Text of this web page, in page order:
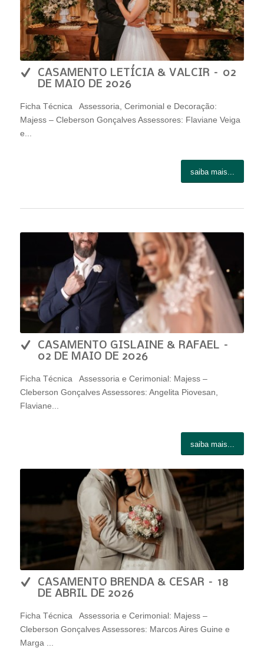
CASAMENTO LETÍCIA & VALCIR – 02
DE MAIO DE 2026
Ficha Técnica Assessoria, Cerimonial e Decoração:
Majess – Cleberson Gonçalves Assessores: Flaviane Veiga
e...
saiba mais...
CASAMENTO GISLAINE & RAFAEL –
02 DE MAIO DE 2026
Ficha Técnica Assessoria e Cerimonial: Majess –
Cleberson Gonçalves Assessores: Angelita Piovesan,
Flaviane...
saiba mais...
CASAMENTO BRENDA & CESAR – 18
DE ABRIL DE 2026
Ficha Técnica Assessoria e Cerimonial: Majess –
Cleberson Gonçalves Assessores: Marcos Aires Guine e
Marga ...